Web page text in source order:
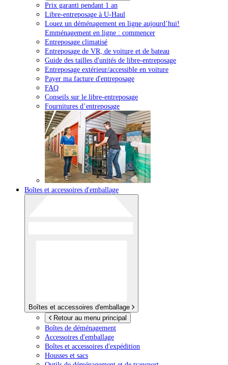
Prix garanti pendant 1 an
Libre-entreposage à U-Haul
Louez un déménagement en ligne aujourd’hui!
Emménagement en ligne : commencer
Entreposage climatisé
Entreposage de VR, de voiture et de bateau
Guide des tailles d'unités de libre-entreposage
Entreposage extérieur/accessible en voiture
Payer ma facture d'entreposage
FAQ
Conseils sur le libre-entreposage
Fournitures d’entreposage
Boîtes et accessoires d'emballage
Boîtes et accessoires d'emballage
Retour au menu principal
Boîtes de déménagement
Accessoires d'emballage
Boîtes et accessoires d'expédition
Housses et sacs